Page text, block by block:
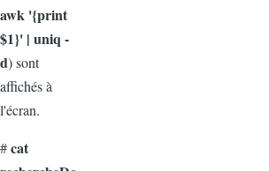
awk '{print
$1}' | uniq -
d) sont
affichés à
l'écran.
#cat